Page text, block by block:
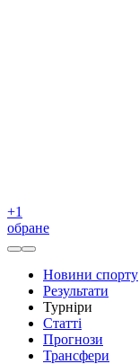
+1
обране
Новини спорту
Результати
Турніри
Статті
Прогнози
Трансфери